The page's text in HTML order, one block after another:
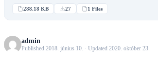
288.18 KB 27 1 Files
admin
Published 2018. június 10. · Updated 2020. október 23.